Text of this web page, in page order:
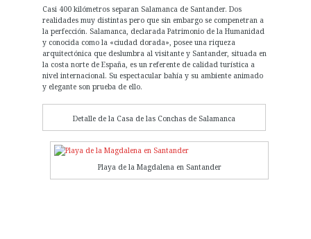
Casi 400 kilómetros separan Salamanca de Santander. Dos
realidades muy distintas pero que sin embargo se compenetran a
la perfección. Salamanca, declarada Patrimonio de la Humanidad
y conocida como la «ciudad dorada», posee una riqueza
arquitectónica que deslumbra al visitante y Santander, situada en
la costa norte de España, es un referente de calidad turística a
nivel internacional. Su espectacular bahía y su ambiente animado
y elegante son prueba de ello.
Detalle de la Casa de las Conchas de Salamanca
Playa de la Magdalena en Santander